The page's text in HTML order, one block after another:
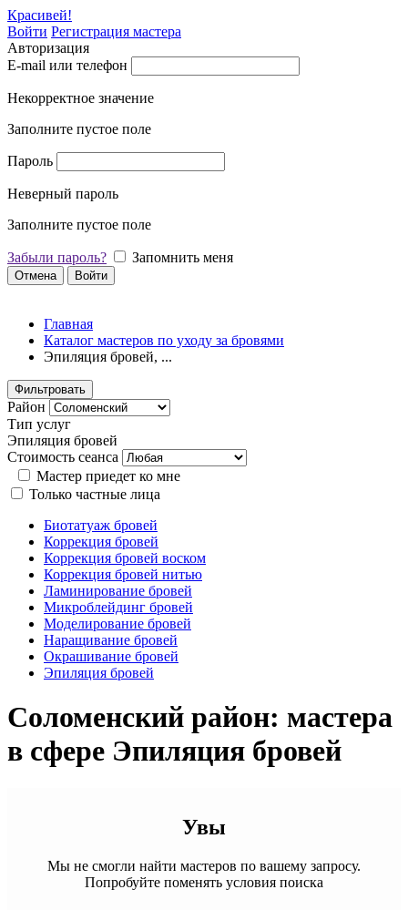
Красивей!
Войти Регистрация мастера
Авторизация
E-mail или телефон
Некорректное значение
Заполните пустое поле
Пароль
Неверный пароль
Заполните пустое поле
Забыли пароль? Запомнить меня
Отмена Войти
Главная
Каталог мастеров по уходу за бровями
Эпиляция бровей, ...
Фильтровать
Район
Тип услуг
Эпиляция бровей
Стоимость сеанса
Мастер приедет ко мне
Только частные лица
Биотатуаж бровей
Коррекция бровей
Коррекция бровей воском
Коррекция бровей нитью
Ламинирование бровей
Микроблейдинг бровей
Моделирование бровей
Наращивание бровей
Окрашивание бровей
Эпиляция бровей
Соломенский район: мастера
в сфере Эпиляция бровей
Увы
Мы не смогли найти мастеров по вашему запросу.
Попробуйте поменять условия поиска